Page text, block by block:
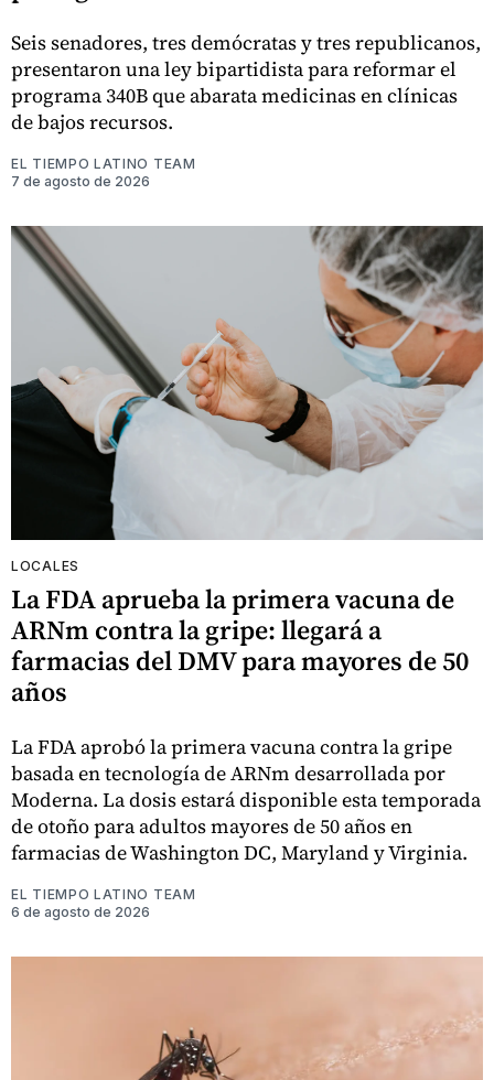
Seis senadores, tres demócratas y tres republicanos,
presentaron una ley bipartidista para reformar el
programa 340B que abarata medicinas en clínicas
de bajos recursos.
EL TIEMPO LATINO TEAM
7 de agosto de 2026
LOCALES
La FDA aprueba la primera vacuna de
ARNm contra la gripe: llegará a
farmacias del DMV para mayores de 50
años
La FDA aprobó la primera vacuna contra la gripe
basada en tecnología de ARNm desarrollada por
Moderna. La dosis estará disponible esta temporada
de otoño para adultos mayores de 50 años en
farmacias de Washington DC, Maryland y Virginia.
EL TIEMPO LATINO TEAM
6 de agosto de 2026